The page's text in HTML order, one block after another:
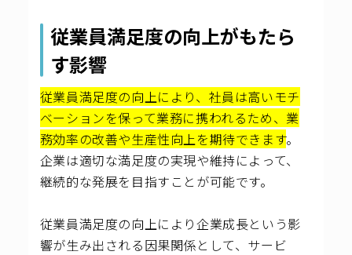
従業員満足度の向上がもたら
す影響
従業員満足度の向上により、社員は高いモチ
ベーションを保って業務に携われるため、業
務効率の改善や生産性向上を期待できます。
企業は適切な満足度の実現や維持によって、
継続的な発展を目指すことが可能です。
従業員満足度の向上により企業成長という影
響が生み出される因果関係として、サービ